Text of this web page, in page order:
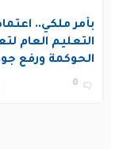
بأمر ملكي..
التعليم العام
الحوكمة ورفع
التعليم في
0